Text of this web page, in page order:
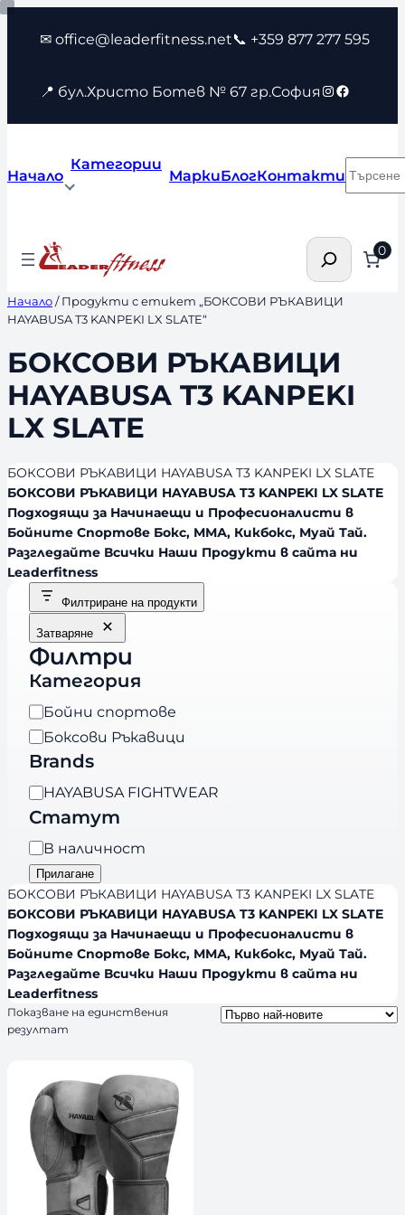
Към
съдържанието
✉ office@leaderfitness.net📞 +359 877 277 595
📍 бул.Христо Ботев № 67 гр.София Instagram
Facebook
Начало
Категории
МаркиБлогКонтакти
Търсене 0
Начало/ Продукти с етикет „БОКСОВИ РЪКАВИЦИ
HAYABUSA T3 KANPEKI LX SLATE“
БОКСОВИ РЪКАВИЦИ
HAYABUSA T3 KANPEKI
LX SLATE
БОКСОВИ РЪКАВИЦИ HAYABUSA T3 KANPEKI LX SLATE
БОКСОВИ РЪКАВИЦИ HAYABUSA T3 KANPEKI LX SLATE
Подходящи за Начинаещи и Професионалисти в
Бойните Спортове Бокс, ММА, Кикбокс, Муай Тай.
Разгледайте Всички Наши Продукти в сайта ни
Leaderfitness
Филтриране на продукти
Затваряне
Филтри
Категория
К
а
т
г
о
р
и
я
Бойни спортове
Боксови Ръкавици
Brands
B
r
a
n
d
s
HAYABUSA FIGHTWEAR
Статут
Н
а
л
и
ч
н
о
т
В наличност
Прилагане
БОКСОВИ РЪКАВИЦИ HAYABUSA T3 KANPEKI LX SLATE
БОКСОВИ РЪКАВИЦИ HAYABUSA T3 KANPEKI LX SLATE
Подходящи за Начинаещи и Професионалисти в
Бойните Спортове Бокс, ММА, Кикбокс, Муай Тай.
Разгледайте Всички Наши Продукти в сайта ни
Leaderfitness
Показване на единствения
резултат